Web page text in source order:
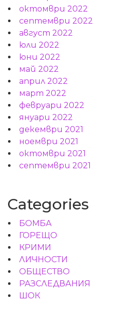
октомври 2022
септември 2022
август 2022
юли 2022
юни 2022
май 2022
април 2022
март 2022
февруари 2022
януари 2022
декември 2021
ноември 2021
октомври 2021
септември 2021
Categories
БОМБА
ГОРЕЩО
КРИМИ
ЛИЧНОСТИ
ОБЩЕСТВО
РАЗСЛЕДВАНИЯ
ШОК